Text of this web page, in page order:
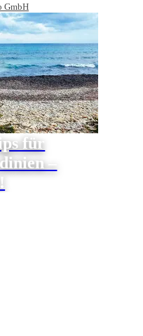
GmbH
für
–